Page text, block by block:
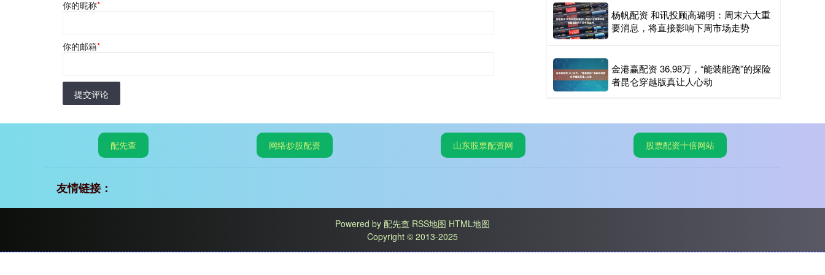
你的昵称*
你的邮箱*
提交评论
杨帆配资 和讯投顾高璐明：周末六大重
要消息，将直接影响下周市场走势
金港赢配资 36.98万，“能装能跑”的探险
者昆仑穿越版真让人心动
配先查 网络炒股配资 山东股票配资网 股票配资十倍网站
友情链接：
Powered by 配先查 RSS地图 HTML地图
Copyright © 2013-2025